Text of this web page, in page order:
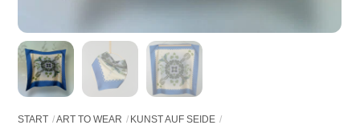
START ART TO WEAR KUNST AUF SEIDE